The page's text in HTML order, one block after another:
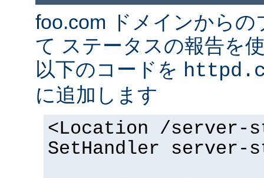
foo.com ドメインから
て ステータスの報告を
以下のコードを
に追加します
<Location /server-
SetHandler server-